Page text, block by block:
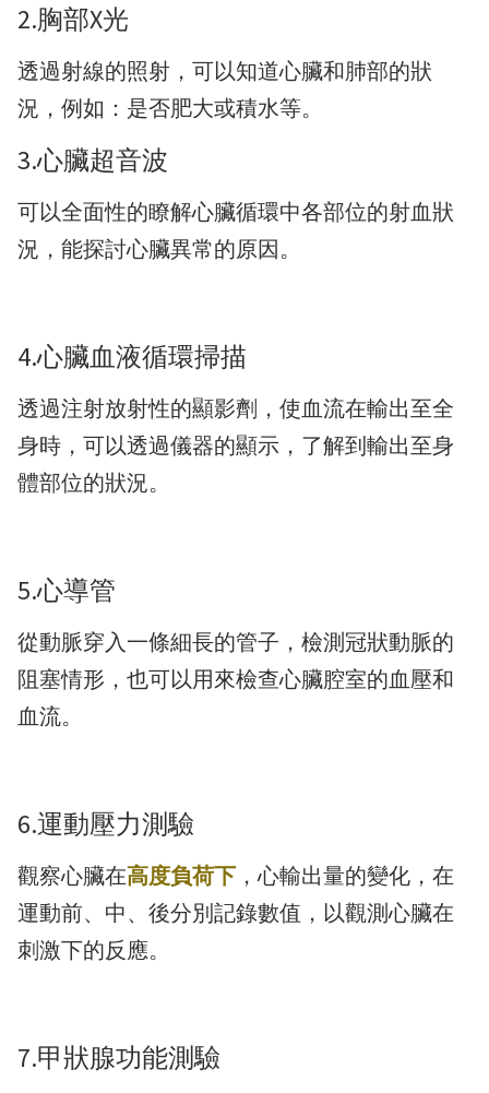
2.胸部X光
透過射線的照射，可以知道心臟和肺部的狀
況，例如：是否肥大或積水等。
3.心臟超音波
可以全面性的瞭解心臟循環中各部位的射血狀
況，能探討心臟異常的原因。
4.心臟血液循環掃描
透過注射放射性的顯影劑，使血流在輸出至全
身時，可以透過儀器的顯示，了解到輸出至身
體部位的狀況。
5.心導管
從動脈穿入一條細長的管子，檢測冠狀動脈的
阻塞情形，也可以用來檢查心臟腔室的血壓和
血流。
6.運動壓力測驗
觀察心臟在高度負荷下 ，心輸出量的變化，在
運動前、中、後分別記錄數值，以觀測心臟在
刺激下的反應。
7.甲狀腺功能測驗